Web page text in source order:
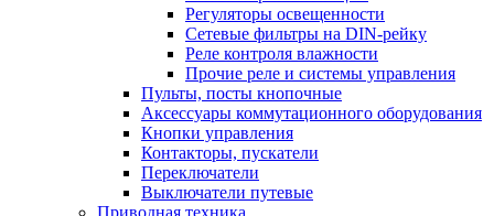
Регуляторы освещенности
Сетевые фильтры на DIN-рейку
Реле контроля влажности
Прочие реле и системы управления
Пульты, посты кнопочные
Аксессуары коммутационного оборудования
Кнопки управления
Контакторы, пускатели
Переключатели
Выключатели путевые
Приводная техника